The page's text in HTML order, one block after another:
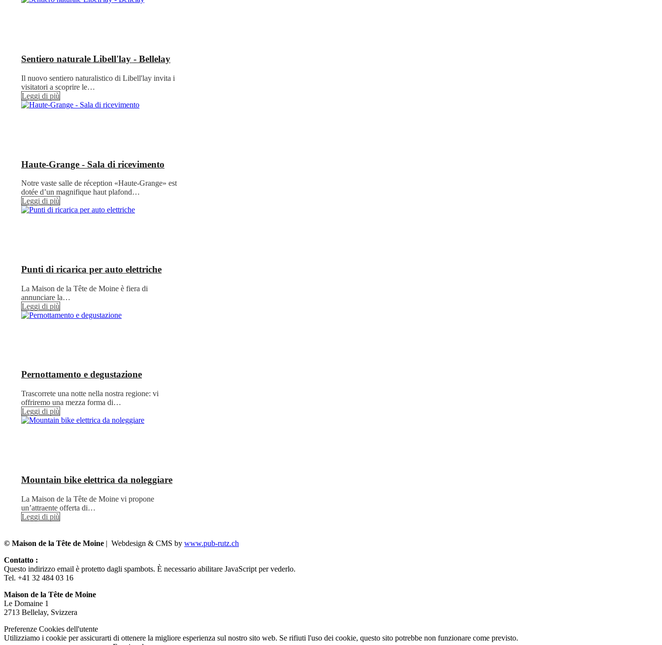
Sentiero naturale Libell'lay - Bellelay
Il nuovo sentiero naturalistico di Libell'lay invita i
visitatori a scoprire le…
Leggi di più
Haute-Grange - Sala di ricevimento
Notre vaste salle de réception «Haute-Grange» est
dotée d’un magnifique haut plafond…
Leggi di più
Punti di ricarica per auto elettriche
La Maison de la Tête de Moine è fiera di
annunciare la…
Leggi di più
Pernottamento e degustazione
Trascorrete una notte nella nostra regione: vi
offriremo una mezza forma di…
Leggi di più
Mountain bike elettrica da noleggiare
La Maison de la Tête de Moine vi propone
un’attraente offerta di…
Leggi di più
© Maison de la Tête de Moine | Webdesign & CMS by www.pub-rutz.ch
Contatto :
Questo indirizzo email è protetto dagli spambots. È necessario abilitare JavaScript per vederlo.
Tel. +41 32 484 03 16
Maison de la Tête de Moine
Le Domaine 1
2713 Bellelay, Svizzera
Preferenze Cookies dell'utente
Utilizziamo i cookie per assicurarti di ottenere la migliore esperienza sul nostro sito web. Se rifiuti l'uso dei cookie, questo sito potrebbe non funzionare come previsto.